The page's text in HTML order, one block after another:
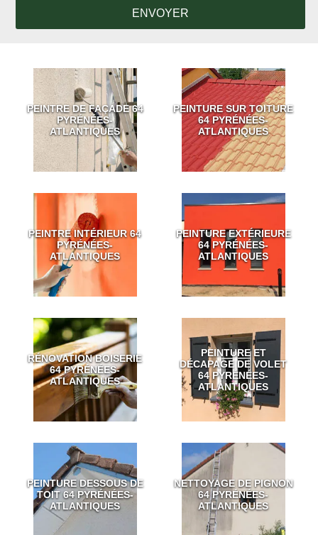
PEINTRE DE FAÇADE 64
PYRÉNÉES-
ATLANTIQUES
PEINTURE SUR TOITURE
64 PYRÉNÉES-
ATLANTIQUES
PEINTRE INTÉRIEUR 64
PYRÉNÉES-
ATLANTIQUES
PEINTURE EXTÉRIEURE
64 PYRÉNÉES-
ATLANTIQUES
RÉNOVATION BOISERIE
64 PYRÉNÉES-
ATLANTIQUES
PEINTURE ET
DÉCAPAGE DE VOLET
64 PYRÉNÉES-
ATLANTIQUES
PEINTURE DESSOUS DE
TOIT 64 PYRÉNÉES-
ATLANTIQUES
NETTOYAGE DE PIGNON
64 PYRÉNÉES-
ATLANTIQUES